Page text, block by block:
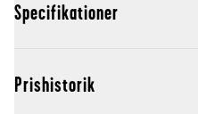
Specifikationer
Prishistorik